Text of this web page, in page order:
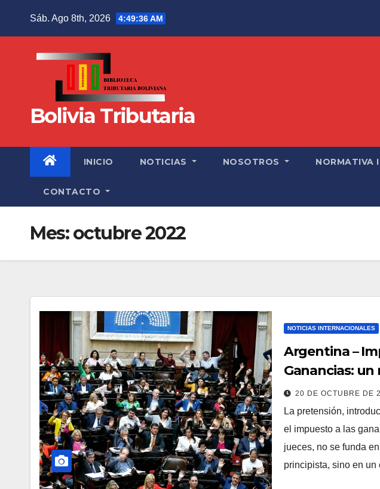
Sáb. Ago 8th, 2026 4:49:37 AM
Bolivia Tributaria
INICIO NOTICIAS NOSOTROS NORMATIVA
CONTACTO
Mes:octubre 2022
NOTICIAS INTERNACIONALES
Argentina –
Ganancias: un
hostigamiento
20 DE OCTUBRE DE
La pretensión,
el impuesto a las
jueces, no se funda
principista, sino en